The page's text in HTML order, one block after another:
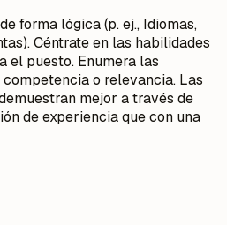
forma lógica (p. ej., Idiomas,
Céntrate en las habilidades
el puesto. Enumera las
o relevancia. Las
mejor a través de
de experiencia que con una